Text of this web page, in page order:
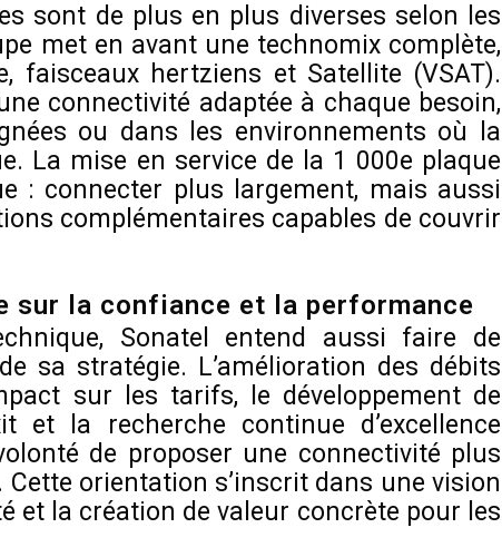
sont de plus en plus diverses selon les
met en avant une technomix complète,
faisceaux hertziens et Satellite (VSAT).
connectivité adaptée à chaque besoin,
ou dans les environnements où la
La mise en service de la 1 000e plaque
: connecter plus largement, mais aussi
complémentaires capables de couvrir
sur la confiance et la performance
Sonatel entend aussi faire de
sa stratégie. L’amélioration des débits
sur les tarifs, le développement de
et la recherche continue d’excellence
de proposer une connectivité plus
orientation s’inscrit dans une vision
et la création de valeur concrète pour les